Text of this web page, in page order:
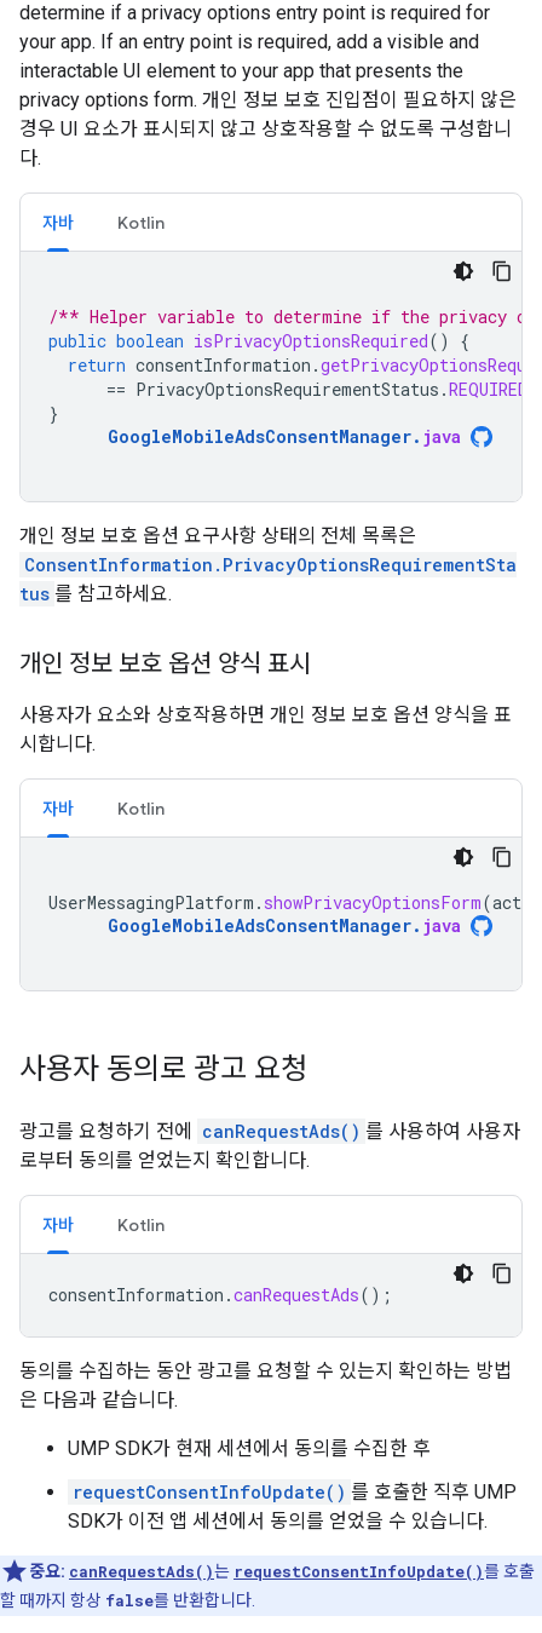
determine if a privacy options entry point is required for
your app. If an entry point is required, add a visible and
interactable UI element to your app that presents the
privacy options form. 개인 정보 보호 진입점이 필요하지 않은
경우 UI 요소가 표시되지 않고 상호작용할 수 없도록 구성합니
다.
자바 Kotlin
/** Helper variable to determine if the privacy
public boolean isPrivacyOptionsRequired()
{
return consentInformation .
== PrivacyOptionsRequirementStatus .REQUIRED
}
GoogleMobileAdsConsentManager. java
개인 정보 보호 옵션 요구사항 상태의 전체 목록은
ConsentInformation.PrivacyOptionsRequirementSta
tus 를 참고하세요.
개인 정보 보호 옵션 양식 표시
사용자가 요소와 상호작용하면 개인 정보 보호 옵션 양식을 표
시합니다.
자바 Kotlin
UserMessagingPlatform . showPrivacyOptionsForm(
GoogleMobileAdsConsentManager. java
사용자 동의로 광고 요청
광고를 요청하기 전에 canRequestAds() 를 사용하여 사용자
로부터 동의를 얻었는지 확인합니다.
자바 Kotlin
consentInformation .canRequestAds();
동의를 수집하는 동안 광고를 요청할 수 있는지 확인하는 방법
은 다음과 같습니다.
UMP SDK가 현재 세션에서 동의를 수집한 후
requestConsentInfoUpdate() 를 호출한 직후 UMP
SDK가 이전 앱 세션에서 동의를 얻었을 수 있습니다.
중요: canRequestAds()는 requestConsentInfoUpdate()를 호출
할 때까지 항상 false를 반환합니다.